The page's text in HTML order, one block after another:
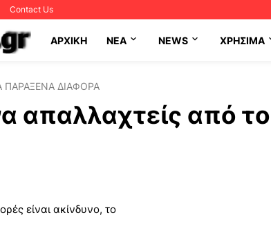
Contact Us
ΑΡΧΙΚΗ NEA NEWS ΧΡΉΣΙΜΑ
ΠΑΡΑΞΕΝΑ ΔΙΑΦΟΡΑ
απαλλαχτείς από το
είναι ακίνδυνο, το